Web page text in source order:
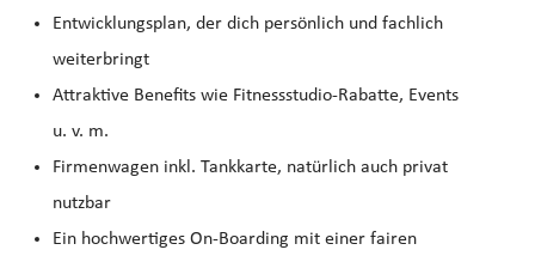
Entwicklungsplan, der dich persönlich und fachlich
weiterbringt
Attraktive Benefits wie Fitnessstudio-Rabatte, Events
u. v. m.
Firmenwagen inkl. Tankkarte, natürlich auch privat
nutzbar
Ein hochwertiges On-Boarding mit einer fairen